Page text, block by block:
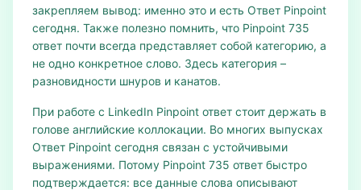
закрепляем вывод: именно это и есть Ответ Pinpoint
сегодня. Также полезно помнить, что Pinpoint 735
ответ почти всегда представляет собой категорию, а
не одно конкретное слово. Здесь категория –
разновидности шнуров и канатов.
При работе с LinkedIn Pinpoint ответ стоит держать в
голове английские коллокации. Во многих выпусках
Ответ Pinpoint сегодня связан с устойчивыми
выражениями. Потому Pinpoint 735 ответ быстро
подтверждается: все данные слова описывают